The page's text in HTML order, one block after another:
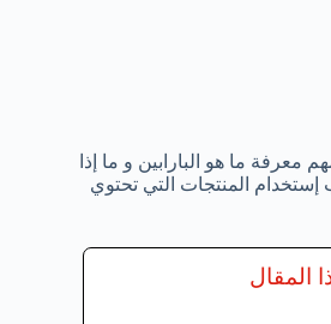
معرفة ما هو البارابين و ما إذا
المنتجات التي تحتوي
المقال